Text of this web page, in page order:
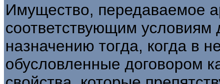
Имущество, передаваемое
соответствующим
назначению тогда, когда в
обусловленные договором